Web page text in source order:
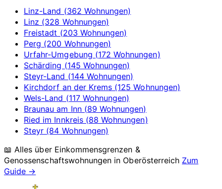
Linz-Land (362 Wohnungen)
Linz (328 Wohnungen)
Freistadt (203 Wohnungen)
Perg (200 Wohnungen)
Urfahr-Umgebung (172 Wohnungen)
Schärding (145 Wohnungen)
Steyr-Land (144 Wohnungen)
Kirchdorf an der Krems (125 Wohnungen)
Wels-Land (117 Wohnungen)
Braunau am Inn (89 Wohnungen)
Ried im Innkreis (88 Wohnungen)
Steyr (84 Wohnungen)
📖 Alles über Einkommensgrenzen &
Genossenschaftswohnungen in Oberösterreich Zum
Guide →